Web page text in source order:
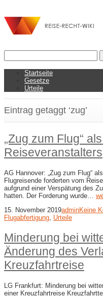
Startseite
Gesetze
Urteile
Eintrag getaggt ‘zug’
„Zug zum Flug“
Reiseveranstalters
AG Hannover: „Zug zum Flug“
Flugreisende forderten vom
aufgrund einer Verspätung des
hatten. Der Forderung wurde…
15. November 2019adminKeine
Flugabfertigung, Urteile
Minderung bei
Änderung des
Kreuzfahrtreise
LG Frankfurt: Minderung bei
einer Kreuzfahrtreise